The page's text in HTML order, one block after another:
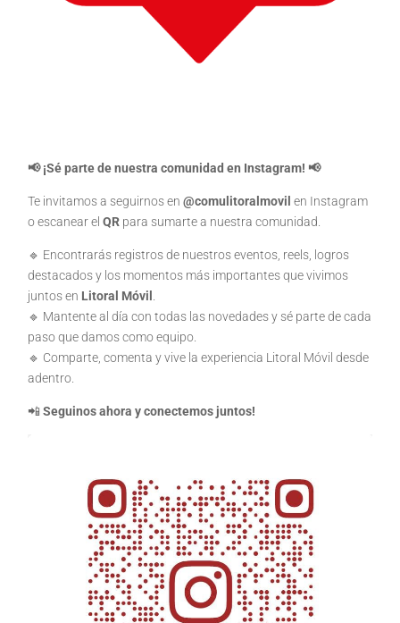
📢 ¡Sé parte de nuestra comunidad en Instagram! 📢
Te invitamos a seguirnos en@comulitoralmovil en Instagram
o escanear elQR para sumarte a nuestra comunidad.
🔹 Encontrarás registros de nuestros eventos, reels, logros
destacados y los momentos más importantes que vivimos
juntos en Litoral Móvil
🔹 Mantente al día con todas las novedades y sé parte de cada
paso que damos como equipo.
🔹 Comparte, comenta y vive la experiencia Litoral Móvil desde
adentro.
📲Seguinos ahora y conectemos juntos!